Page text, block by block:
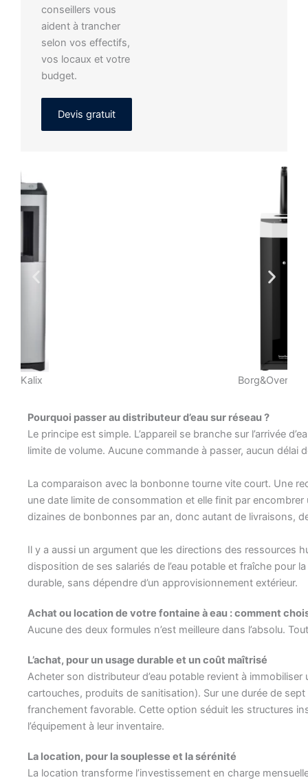
conseillers vous
aident à trancher
selon vos effectifs,
vos locaux et votre
budget.
Devis gratuit
Pourquoi passer au distributeur d’eau sur réseau ?
Le principe est simple. L’appareil se branche sur l’arrivée
limite de volume. Aucune commande à passer, aucun délai
La comparaison avec la bonbonne tourne vite court. Une
une date limite de consommation et elle finit par
dizaines de bonbonnes par an, donc autant de livraisons,
Il y a aussi un argument que les directions des ressources
disposition de ses salariés de l’eau potable et fraîche
durable, sans dépendre d’un approvisionnement extérieur.
Achat ou location de votre fontaine à eau : comment
Aucune des deux formules n’est meilleure dans l’absolu.
L’achat, pour un usage durable et un coût maîtrisé
Acheter son distributeur d’eau potable revient à
cartouches, produits de sanitisation). Sur une durée de
franchement favorable. Cette option séduit les structures
l’équipement à leur inventaire.
La location, pour la souplesse et la sérénité
La location transforme l’investissement en charge